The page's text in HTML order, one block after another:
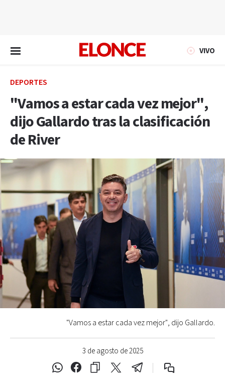
VIVO
DEPORTES
"Vamos a estar cada vez mejor",
dijo Gallardo tras la clasificación
de River
3 de agosto de 2025
"Vamos a estar cada vez mejor", dijo Gallardo.